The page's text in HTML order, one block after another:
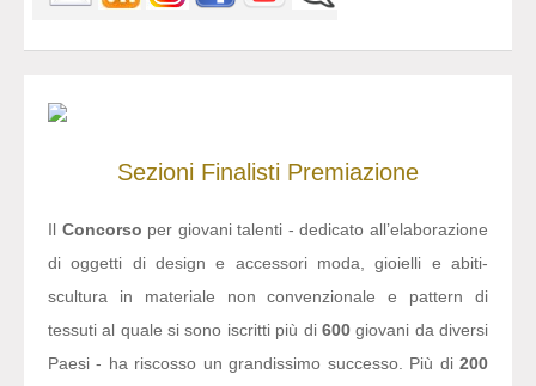
Sezioni Finalisti Premiazione
Il Concorso per giovani talenti - dedicato all’elaborazione
di oggetti di design e accessori moda, gioielli e abiti-
scultura in materiale non convenzionale e pattern di
tessuti al quale si sono iscritti più di 600giovani da diversi
Paesi - ha riscosso un grandissimo successo. Più di 200